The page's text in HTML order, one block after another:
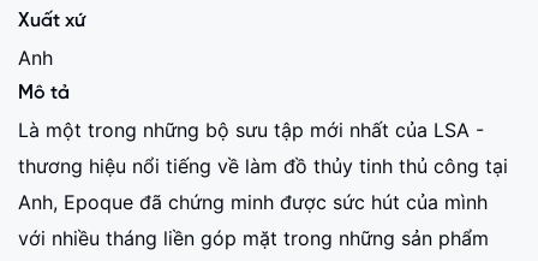
Xuất xứ
Anh
Mô tả
Là một trong những bộ sưu tập mới nhất của LSA -
thương hiệu nổi tiếng về làm đồ thủy tinh thủ công tại
Anh, Epoque đã chứng minh được sức hút của mình
với nhiều tháng liền góp mặt trong những sản phẩm